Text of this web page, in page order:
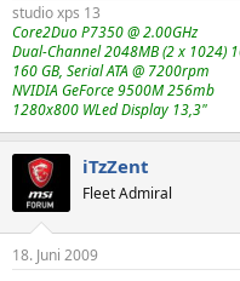
studio xps 13
Core2Duo P7350 @ 2.00GHz
Dual-Channel 2048MB (2 x 1024)
160 GB, Serial ATA @ 7200rpm
NVIDIA GeForce 9500M 256mb
1280x800 WLed Display 13,3"
iTzZent
Fleet Admiral
18. Juni 2009